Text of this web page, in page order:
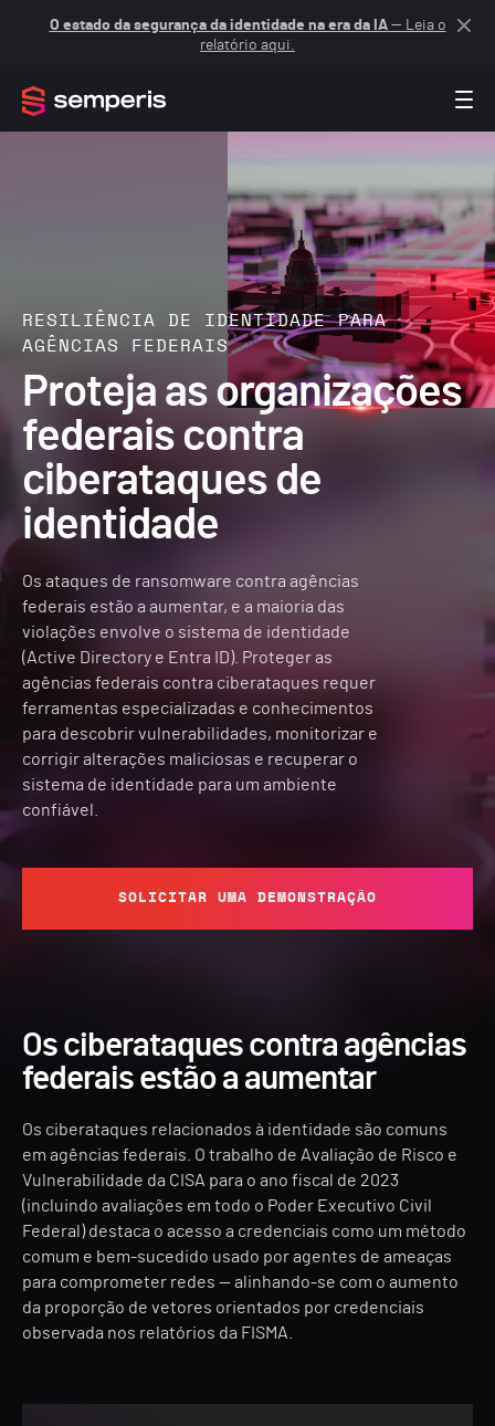
O estado da segurança da identidade na era da IA— Leia o
relatório aqui.
RESILIÊNCIA DE IDENTIDADE PARA
AGÊNCIAS FEDERAIS
Proteja as organizações
federais contra
ciberataques de
identidade
Os ataques de ransomware contra agências
federais estão a aumentar, e a maioria das
violações envolve o sistema de identidade
(Active Directory e Entra ID). Proteger as
agências federais contra ciberataques requer
ferramentas especializadas e conhecimentos
para descobrir vulnerabilidades, monitorizar e
corrigir alterações maliciosas e recuperar o
sistema de identidade para um ambiente
confiável.
SOLICITAR UMA DEMONSTRAÇÃO
Os ciberataques contra agências
federais estão a aumentar
Os ciberataques relacionados à identidade são comuns
em agências federais. O trabalho de Avaliação de Risco e
Vulnerabilidade da CISA para o ano fiscal de 2023
(incluindo avaliações em todo o Poder Executivo Civil
Federal) destaca o acesso a credenciais como um método
comum e bem-sucedido usado por agentes de ameaças
para comprometer redes — alinhando-se com o aumento
da proporção de vetores orientados por credenciais
observada nos relatórios da FISMA.